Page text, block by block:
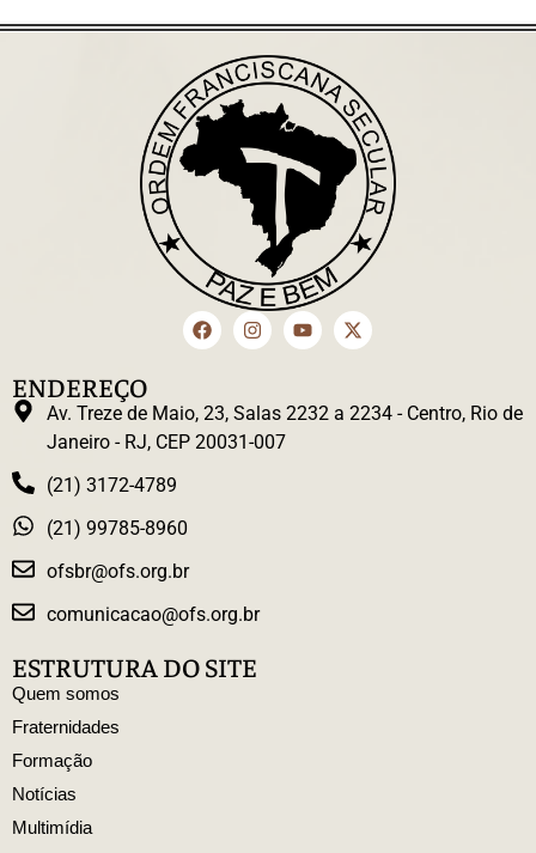
ENDEREÇO
Av. Treze de Maio, 23, Salas 2232 a 2234 - Centro, Rio de
Janeiro - RJ, CEP 20031-007
(21) 3172-4789
(21) 99785-8960
ofsbr@ofs.org.br
comunicacao@ofs.org.br
ESTRUTURA DO SITE
Quem somos
Fraternidades
Formação
Notícias
Multimídia